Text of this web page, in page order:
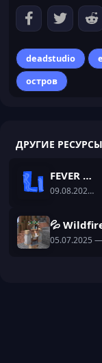
deadstudio
остров
ДРУГИЕ
FEVER VIZUALS -БЕСПЛАТНЫЕ ВИЗУАЛЫ 1.16.5 НА Fabric
09.08.2025 —
05.07.2025 —